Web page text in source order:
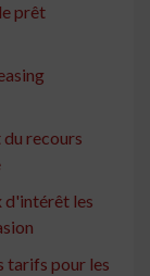
prêt
recours
d'intérêt les
tarifs pour les